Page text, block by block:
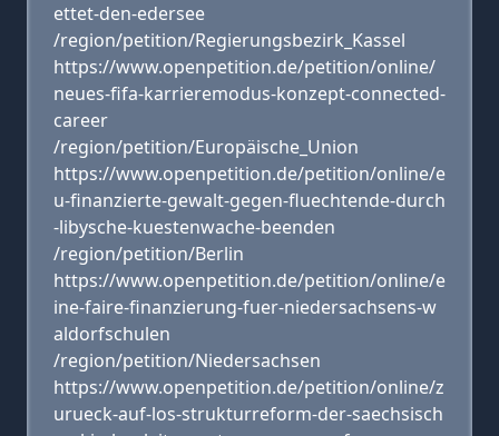
ettet-den-edersee
/region/petition/Regierungsbezirk_Kassel
https://www.openpetition.de/petition/online/
neues-fifa-karrieremodus-konzept-connected-
career
/region/petition/Europäische_Union
https://www.openpetition.de/petition/online/e
u-finanzierte-gewalt-gegen-fluechtende-durch
-libysche-kuestenwache-beenden
/region/petition/Berlin
https://www.openpetition.de/petition/online/e
ine-faire-finanzierung-fuer-niedersachsens-w
aldorfschulen
/region/petition/Niedersachsen
https://www.openpetition.de/petition/online/z
urueck-auf-los-strukturreform-der-saechsisch